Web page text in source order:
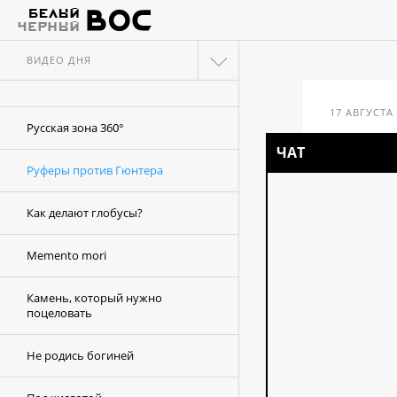
ЧАТ
ВИДЕО ДНЯ
Русская зона 360°
Руферы против Гюнтера
Как делают глобусы?
Memento mori
Камень, который нужно
поцеловать
Не родись богиней
17 АВГУСТА